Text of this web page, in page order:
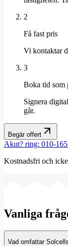
2
Få fast pris
Vi kontaktar
3
Boka tid som
Signera
går.
Begär offert
Akut? ring: 010-
Kostnadsfri och
Vanliga
Vad omfattar